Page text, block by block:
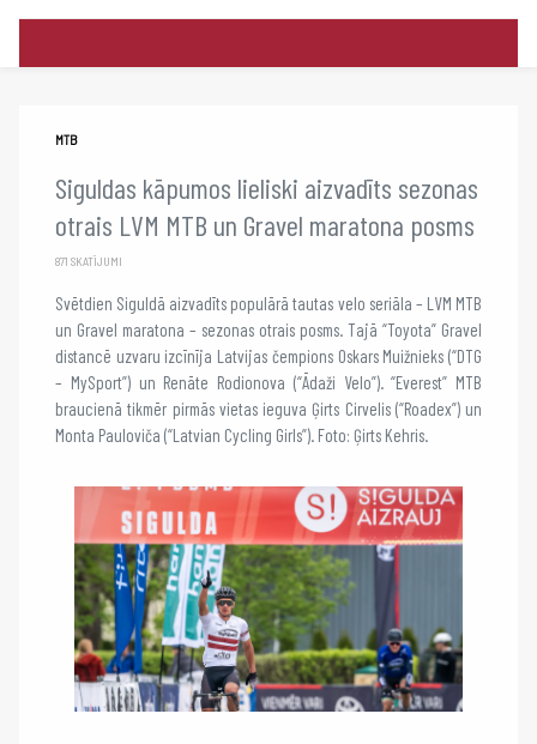
MTB
Siguldas kāpumos lieliski aizvadīts sezonas
otrais LVM MTB un Gravel maratona posms
871 SKATĪJUMI
Svētdien Siguldā aizvadīts populārā tautas velo seriāla – LVM MTB
un Gravel maratona – sezonas otrais posms. Tajā “Toyota” Gravel
distancē uzvaru izcīnīja Latvijas čempions Oskars Muižnieks (“DTG
– MySport”) un Renāte Rodionova (“Ādaži Velo”). “Everest” MTB
braucienā tikmēr pirmās vietas ieguva Ģirts Cirvelis (“Roadex”) un
Monta Pauloviča (“Latvian Cycling Girls”). Foto: Ģirts Kehris.